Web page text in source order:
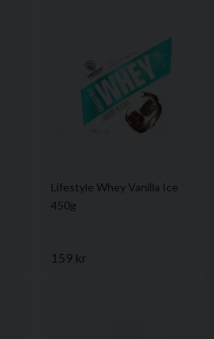
Lifestyle Whey Vanilla Ice
450g
159 kr